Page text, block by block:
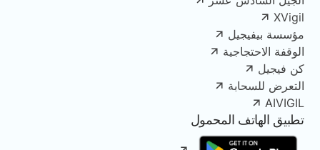
XVigil
مؤسسة بيفيجيل
الوقفة الاحتجاجية
كن فيجيل
التعرض للسحابة
AIVIGIL
تطبيق الهاتف المحمول